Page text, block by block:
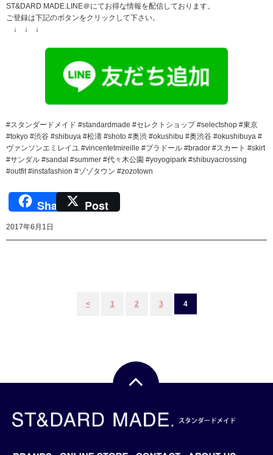
ST&DARD MADE.LINE＠にてお得な情報を配信しております。
ご登録は下記のボタンをクリックして下さい。
↓ ↓ ↓
#スタンダードメイド #standardmade #セレクトショップ #selectshop #東京
#tokyo #渋谷 #shibuya #松濤 #shoto #奥渋 #okushibu #奥渋谷 #okushibuya #
ヴァンソンエミレイユ #vincentetmireille #ブラドール #brador #スカート #skirt
#サンダル #sandal #summer #代々木公園 #yoyogipark #shibuyacrossing
#outfit #instafashion #ゾゾタウン #zozotown
Share Post
2017年6月1日
< 1 2 3 4